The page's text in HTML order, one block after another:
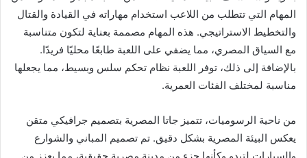
المهام التي تتطلب من اللاعب استخدام مهاراته في القيادة والقتال
والتخطيط الاستراتيجي. هذه المهام مصممة بعناية لتكون متناسبة
مع السياق المصري، مما يضفي على اللعبة طابعًا محليًا فريدًا.
بالإضافة إلى ذلك، توفر اللعبة نظام تحكم سلس وبسيط، مما يجعلها
مناسبة لمختلف الفئات العمرية.
من ناحية الرسوميات، تتميز جاتا المصرية بتصميم جرافيكي متقن
يعكس البيئة المصرية بشكل دقيق. تم تصميم المباني والشوارع
والسيارات لتبدو وكأنها جزء من مدينة مصرية حقيقية، مما يعزز من